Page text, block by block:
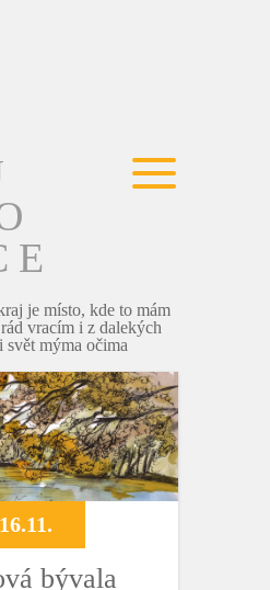
je místo, kde to mám
vracím i z dalekých
mýma očima
16.11.
bývala